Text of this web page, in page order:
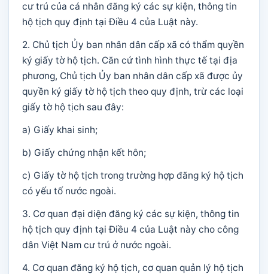
cư trú của cá nhân đăng ký các sự kiện, thông tin
hộ tịch quy định tại Điều 4 của Luật này.
2. Chủ tịch Ủy ban nhân dân cấp xã có thẩm quyền
ký giấy tờ hộ tịch. Căn cứ tình hình thực tế tại địa
phương, Chủ tịch Ủy ban nhân dân cấp xã được ủy
quyền ký giấy tờ hộ tịch theo quy định, trừ các loại
giấy tờ hộ tịch sau đây:
a) Giấy khai sinh;
b) Giấy chứng nhận kết hôn;
c) Giấy tờ hộ tịch trong trường hợp đăng ký hộ tịch
có yếu tố nước ngoài.
3. Cơ quan đại diện đăng ký các sự kiện, thông tin
hộ tịch quy định tại Điều 4 của Luật này cho công
dân Việt Nam cư trú ở nước ngoài.
4. Cơ quan đăng ký hộ tịch, cơ quan quản lý hộ tịch